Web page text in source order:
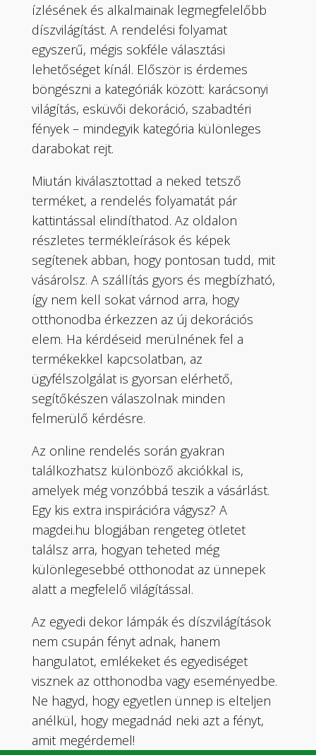
ízlésének és alkalmainak legmegfelelőbb
díszvilágítást. A rendelési folyamat
egyszerű, mégis sokféle választási
lehetőséget kínál. Először is érdemes
böngészni a kategóriák között: karácsonyi
világítás, esküvői dekoráció, szabadtéri
fények – mindegyik kategória különleges
darabokat rejt.
Miután kiválasztottad a neked tetsző
terméket, a rendelés folyamatát pár
kattintással elindíthatod. Az oldalon
részletes termékleírások és képek
segítenek abban, hogy pontosan tudd, mit
vásárolsz. A szállítás gyors és megbízható,
így nem kell sokat várnod arra, hogy
otthonodba érkezzen az új dekorációs
elem. Ha kérdéseid merülnének fel a
termékekkel kapcsolatban, az
ügyfélszolgálat is gyorsan elérhető,
segítőkészen válaszolnak minden
felmerülő kérdésre.
Az online rendelés során gyakran
találkozhatsz különböző akciókkal is,
amelyek még vonzóbbá teszik a vásárlást.
Egy kis extra inspirációra vágysz? A
magdei.hu blogjában rengeteg ötletet
találsz arra, hogyan teheted még
különlegesebbé otthonodat az ünnepek
alatt a megfelelő világítással.
Az egyedi dekor lámpák és díszvilágítások
nem csupán fényt adnak, hanem
hangulatot, emlékeket és egyediséget
visznek az otthonodba vagy eseményedbe.
Ne hagyd, hogy egyetlen ünnep is elteljen
anélkül, hogy megadnád neki azt a fényt,
amit megérdemel!